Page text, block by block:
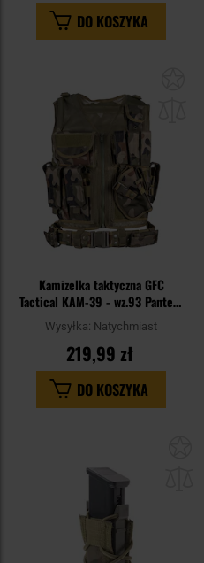
DO KOSZYKA
Kamizelka taktyczna GFC
Tactical KAM-39 - wz.93 Pantera
PL Woodland
Wysyłka: Natychmiast
219,99 zł
DO KOSZYKA